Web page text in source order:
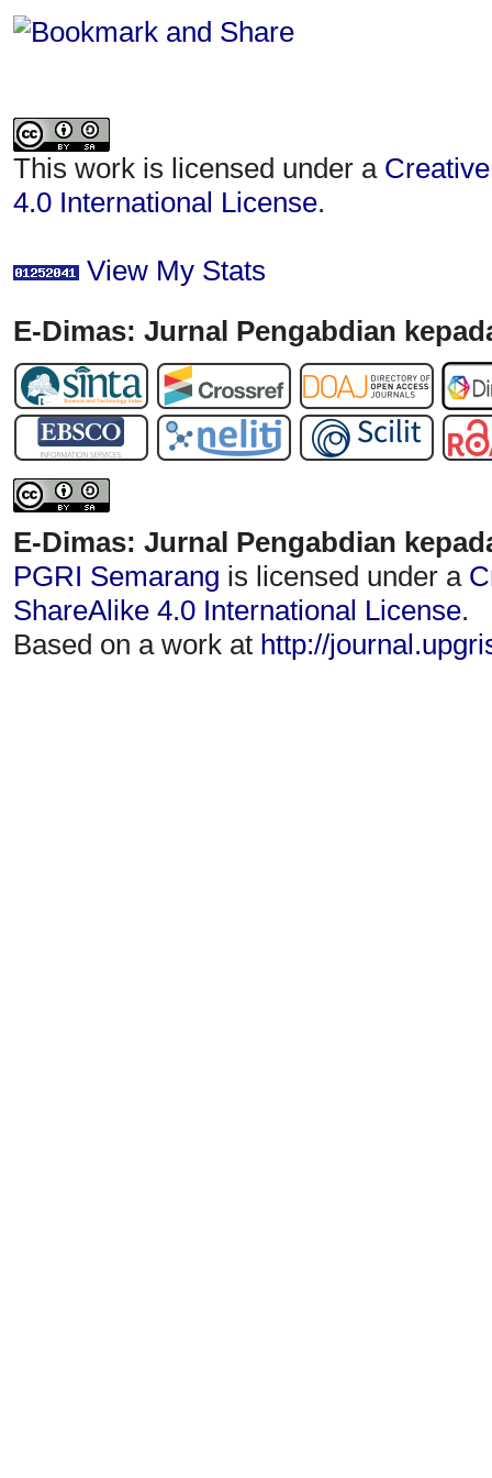
This work is licensed under a
4.0 International License.
View My Stats
E-Dimas: Jurnal Pengabdian
E-Dimas: Jurnal Pengabdian
PGRI Semarang is licensed under a
ShareAlike 4.0 International License.
Based on a work at http://